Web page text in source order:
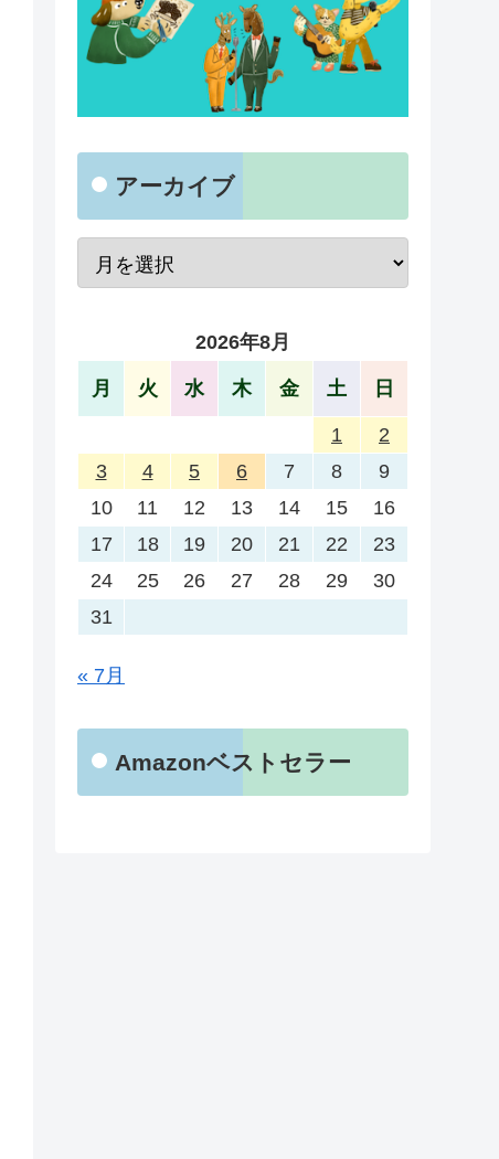
アーカイブ
2026年8月
月 火 水 木 金 土 日
1
2
3
4 5 6 7 8
9
10
11 12 13 14 15
16
17
18 19 20 21 22
23
24
25 26 27 28 29
30
31
« 7月
Amazonベストセラー